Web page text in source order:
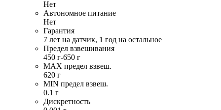
Нет
Автономное питание
Нет
Гарантия
7 лет на датчик, 1 год на остальное
Предел взвешивания
450 г-650 г
MAX предел взвеш.
620 г
MIN предел взвеш.
0.1 г
Дискретность